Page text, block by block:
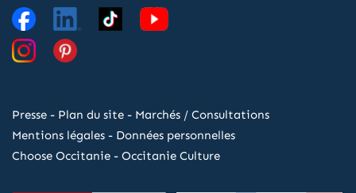
Presse - Plan du site - Marchés / Consultations
Mentions légales - Données personnelles
Choose Occitanie - Occitanie Culture